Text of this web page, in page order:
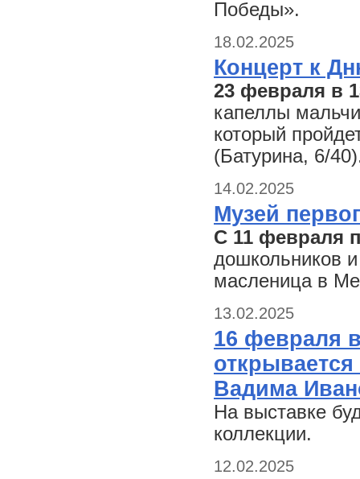
Победы».
18.02.2025
Концерт к
23 февраля в
капеллы
который
(Батурина, 6/
14.02.2025
Музей
С 11 февраля
дошкольников
масленица в
13.02.2025
16 февраля
Вадима
На выставке
коллекции.
12.02.2025